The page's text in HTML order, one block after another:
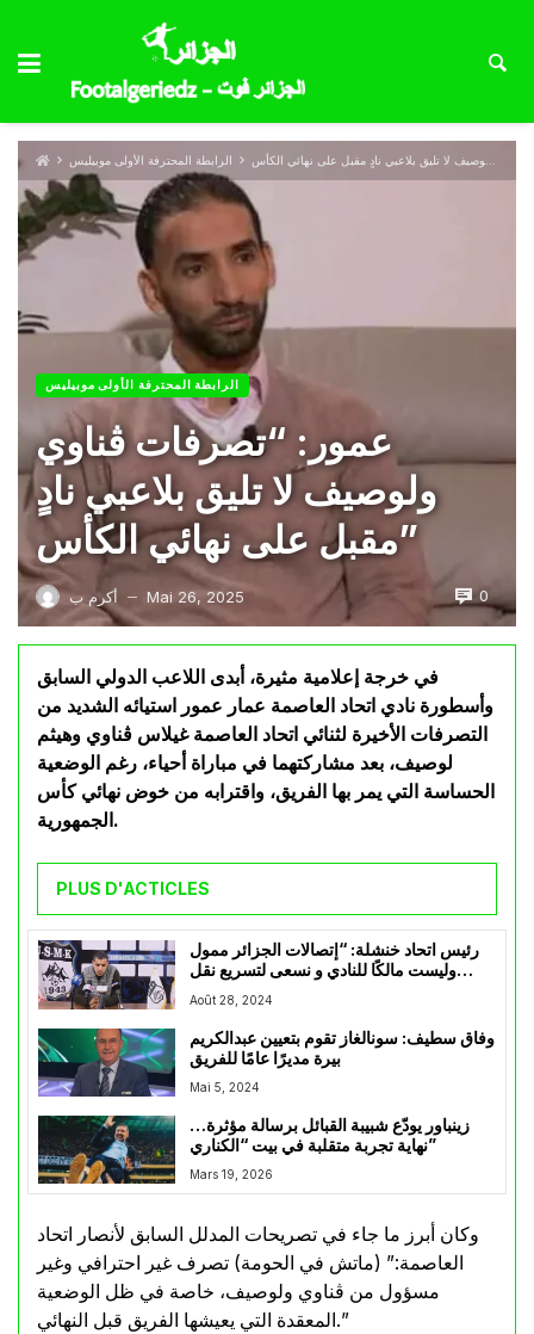
الرابطة المحترفة الأولى موبيليس
الرابطة المحترفة الأولى موبيليس
عمور: “تصرفات ڨناوي
ولوصيف لا تليق بلاعبي نادٍ
مقبل على نهائي الكأس”
أكرم ب — Mai 26, 2025 0
في خرجة إعلامية مثيرة، أبدى اللاعب الدولي السابق
وأسطورة نادي اتحاد العاصمة عمار عمور استيائه الشديد من
التصرفات الأخيرة لثنائي اتحاد العاصمة غيلاس ڨناوي وهيثم
لوصيف، بعد مشاركتهما في مباراة أحياء، رغم الوضعية
الحساسة التي يمر بها الفريق، واقترابه من خوض نهائي كأس
الجمهورية.
PLUS D'ACTICLES
رئيس اتحاد خنشلة: “إتصالات الجزائر ممول
وليست مالكًا للنادي و نسعى لتسريع نقل
الملكية”
Août 28, 2024
وفاق سطيف: سونالغاز تقوم بتعيين عبدالكريم
بيرة مديرًا عامًا للفريق
Mai 5, 2024
زينباور يودّع شبيبة القبائل برسالة مؤثرة…
نهاية تجربة متقلبة في بيت “الكناري”
Mars 19, 2026
وكان أبرز ما جاء في تصريحات المدلل السابق لأنصار اتحاد
العاصمة:” (ماتش في الحومة) تصرف غير احترافي وغير
مسؤول من ڨناوي ولوصيف، خاصة في ظل الوضعية
المعقدة التي يعيشها الفريق قبل النهائي.”